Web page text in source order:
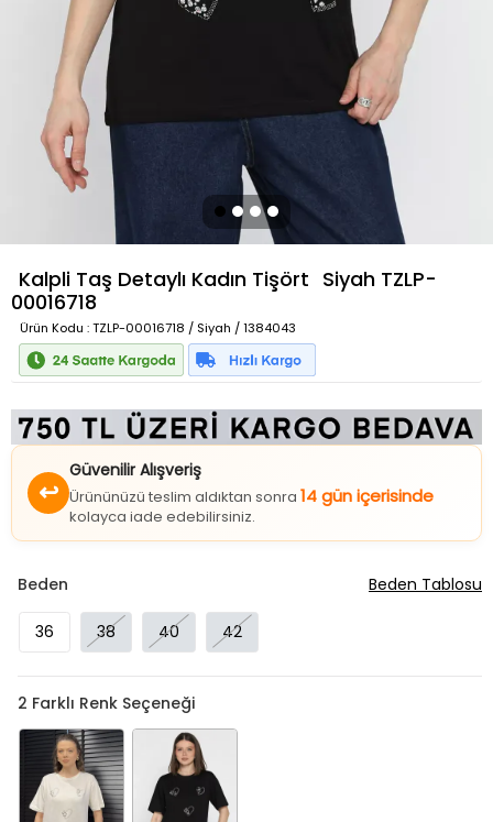
Kalpli Taş Detaylı Kadın Tişört Siyah TZLP-
00016718
Ürün Kodu : TZLP-00016718 / Siyah / 1384043
↩
Güvenilir Alışveriş
Ürününüzü teslim aldıktan sonra 14 gün içerisinde
kolayca iade edebilirsiniz.
Beden
36 38 40 42
Beden Tablosu
2 Farklı Renk Seçeneği